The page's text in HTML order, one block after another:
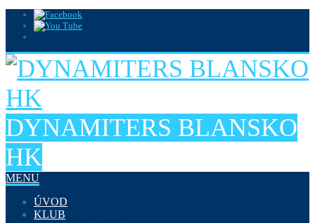
DYNAMITERS BLANSKO
HK
MENU
ÚVOD
KLUB